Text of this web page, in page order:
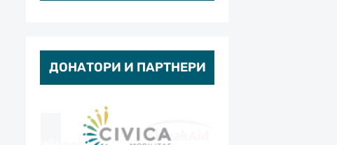
ДОНАТОРИ И ПАРТНЕРИ